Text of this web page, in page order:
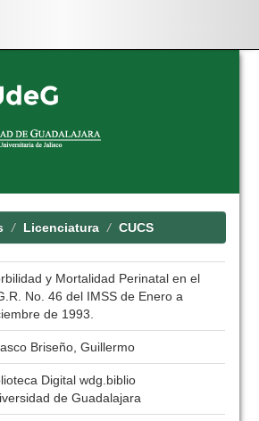
Licenciatura CUCS
y Mortalidad Perinatal en el
No. 46 del IMSS de Enero a
de 1993.
Briseño, Guillermo
Digital wdg.biblio
de Guadalajara